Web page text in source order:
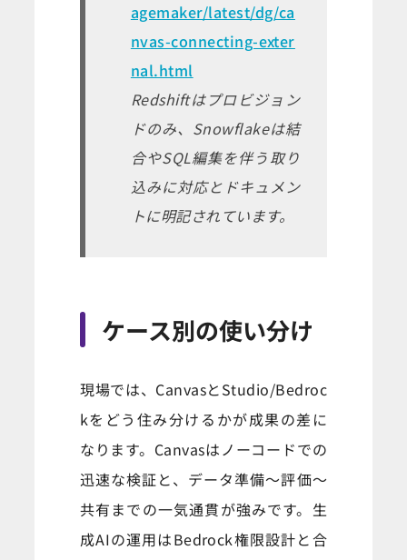
agemaker/latest/dg/ca
nvas-connecting-exter
nal.html
Redshiftはプロビジョン
ドのみ、Snowflakeは結
合やSQL編集を伴う取り
込みに対応とドキュメン
トに明記されています。
ケース別の使い分け
現場では、CanvasとStudio/Bedroc
kをどう住み分けるかが成果の差に
なります。Canvasはノーコードでの
迅速な検証と、データ準備〜評価〜
共有までの一気通貫が強みです。生
成AIの運用はBedrock権限設計と合